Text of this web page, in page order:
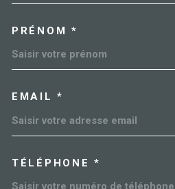
PRÉNOM *
EMAIL *
TÉLÉPHONE *